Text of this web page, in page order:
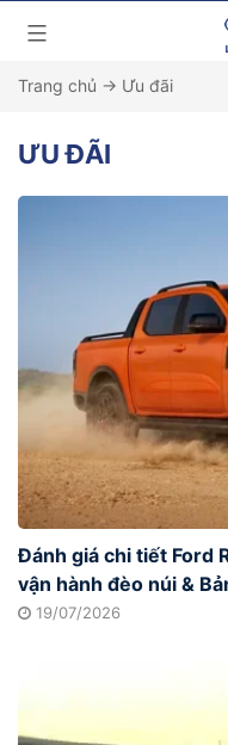
Trang chủ → Ưu đãi
ƯU ĐÃI
Đánh giá chi tiết Ford
vận hành đèo núi &
19/07/2026